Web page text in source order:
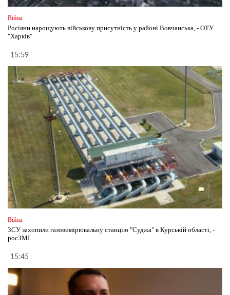
Війна
Росіяни нарощують військову присутність у районі Вовчанська, - ОТУ
"Харків"
15:59
Війна
ЗСУ захопили газовимірювальну станцію "Суджа" в Курській області, -
росЗМІ
15:45